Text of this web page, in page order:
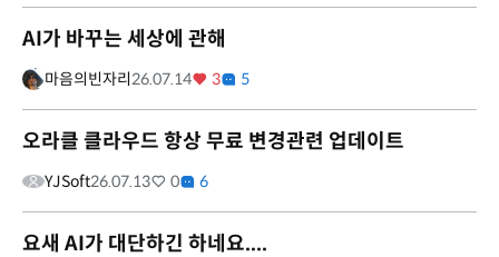
AI가 바꾸는 세상에 관해
마음의빈자리26.07.14 3 5
오라클 클라우드 항상 무료 변경관련 업데이트
YJSoft26.07.13 0 6
요새 AI가 대단하긴 하네요....